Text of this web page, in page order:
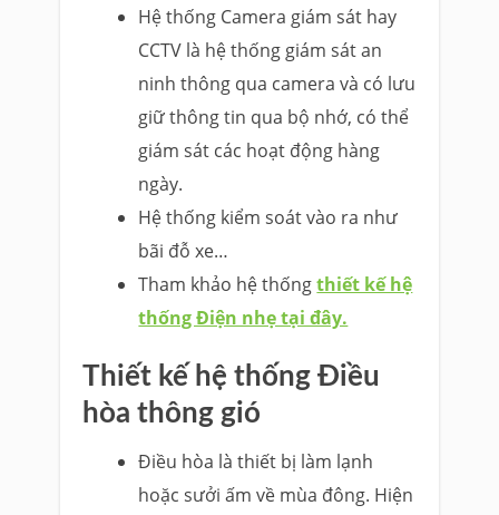
Hệ thống Camera giám sát hay
CCTV là hệ thống giám sát an
ninh thông qua camera và có lưu
giữ thông tin qua bộ nhớ, có thể
giám sát các hoạt động hàng
ngày.
Hệ thống kiểm soát vào ra như
bãi đỗ xe…
Tham khảo hệ thốngthiết kế hệ
thống Điện nhẹ tại đây.
Thiết kế hệ thống Điều
hòa thông gió
Điều hòa là thiết bị làm lạnh
hoặc sưởi ấm về mùa đông. Hiện